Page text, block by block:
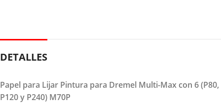
DETALLES
Papel para Lijar Pintura para Dremel Multi-Max con 6 (P80,
P120 y P240) M70P